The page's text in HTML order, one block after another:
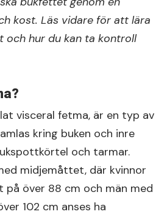
kost. Läs vidare för att lära
och hur du kan ta kontroll
visceral fetma, är en typ av
kring buken och inre
och tarmar.
midjemåttet, där kvinnor
över 88 cm och män med
102 cm anses ha